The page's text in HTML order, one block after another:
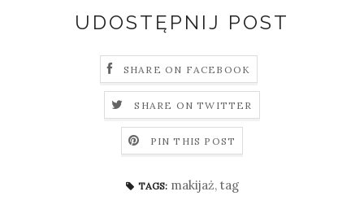
UDOSTĘPNIJ POST
SHARE ON FACEBOOK
SHARE ON TWITTER
PIN THIS POST
TAGS: makijaż, tag